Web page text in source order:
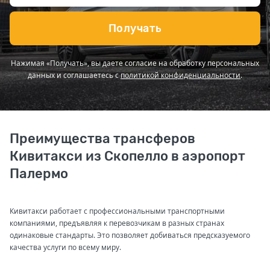
Получать
Нажимая «Получать», вы даете согласие на обработку персональных
данных и соглашаетесь сполитикой конфиденциальности.
Преимущества трансферов
Кивитакси из Скопелло в аэропорт
Палермо
Кивитакси работает с профессиональными транспортными
компаниями, предъявляя к перевозчикам в разных странах
одинаковые стандарты. Это позволяет добиваться предсказуемого
качества услуги по всему миру.